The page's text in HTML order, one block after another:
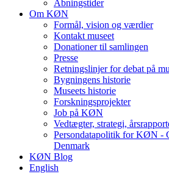
Åbningstider
Om KØN
Formål, vision og værdier
Kontakt museet
Donationer til samlingen
Presse
Retningslinjer for debat på
Bygningens historie
Museets historie
Forskningsprojekter
Job på KØN
Vedtægter, strategi,
Persondatapolitik for KØN -
Denmark
KØN Blog
English